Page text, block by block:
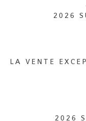
2026
LA VENTE
2026